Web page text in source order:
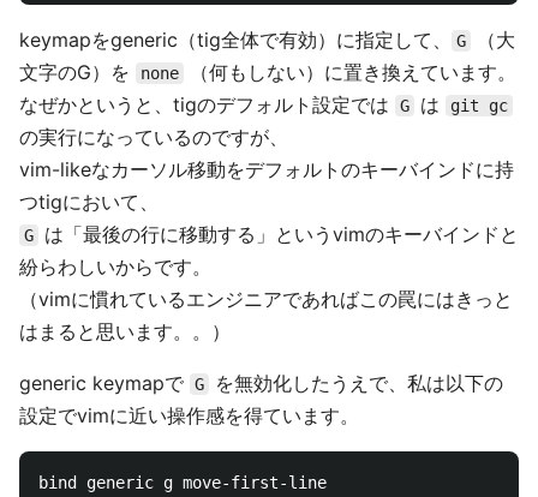
keymapをgeneric（tig全体で有効）に指定して、 G
（大
文字のG）を
none
（何もしない）に置き換えています。
なぜかというと、tigのデフォルト設定では
G は git gc
の実行になっているのですが、
vim-likeなカーソル移動をデフォルトのキーバインドに持
つtigにおいて、
G
は「最後の行に移動する」というvimのキーバインドと
紛らわしいからです。
（vimに慣れているエンジニアであればこの罠にはきっと
はまると思います。。）
generic keymapで G
を無効化したうえで、私は以下の
設定でvimに近い操作感を得ています。
bind generic g move-first-line